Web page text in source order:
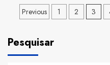
Toca
Paginação
posts
Previous 1 2 3
Pesquisar